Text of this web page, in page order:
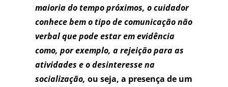
maioria do tempo próximos, o cuidador
conhece bem o tipo de comunicação não
verbal que pode estar em evidência
como, por exemplo, a rejeição para as
atividades e o desinteresse na
socialização, ou seja, a presença de um